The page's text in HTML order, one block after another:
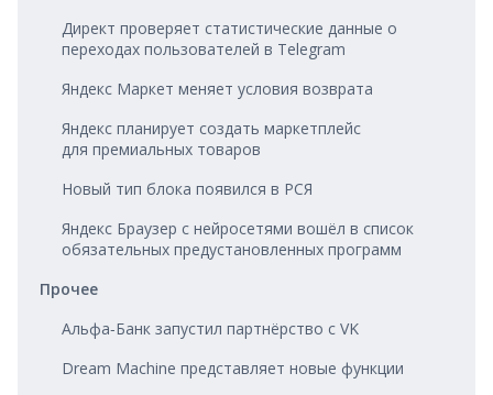
Директ проверяет статистические данные о
переходах пользователей в Telegram
Яндекс Маркет меняет условия возврата
Яндекс планирует создать маркетплейс
для премиальных товаров
Новый тип блока появился в РСЯ
Яндекс Браузер с нейросетями вошёл в список
обязательных предустановленных программ
Прочее
Альфа‑Банк запустил партнёрство с VK
Dream Machine представляет новые функции